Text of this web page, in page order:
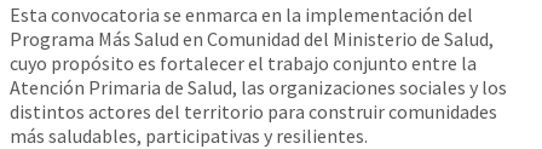
Esta convocatoria se enmarca en la implementación del
Programa Más Salud en Comunidad del Ministerio de Salud,
cuyo propósito es fortalecer el trabajo conjunto entre la
Atención Primaria de Salud, las organizaciones sociales y los
distintos actores del territorio para construir comunidades
más saludables, participativas y resilientes.